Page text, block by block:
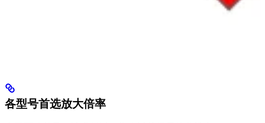
各型号首选放大倍率